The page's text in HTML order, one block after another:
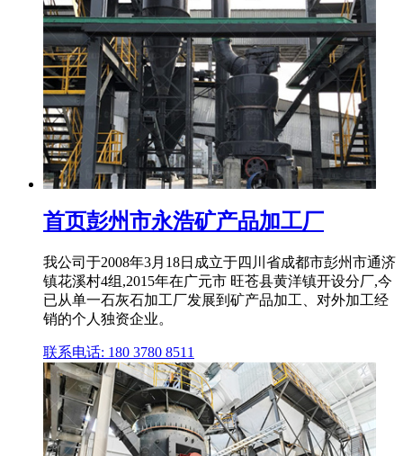
首页彭州市永浩矿产品加工厂
我公司于2008年3月18日成立于四川省成都市彭州市通济
镇花溪村4组,2015年在广元市 旺苍县黄洋镇开设分厂,今
已从单一石灰石加工厂发展到矿产品加工、对外加工经
销的个人独资企业。
联系电话: 180 3780 8511